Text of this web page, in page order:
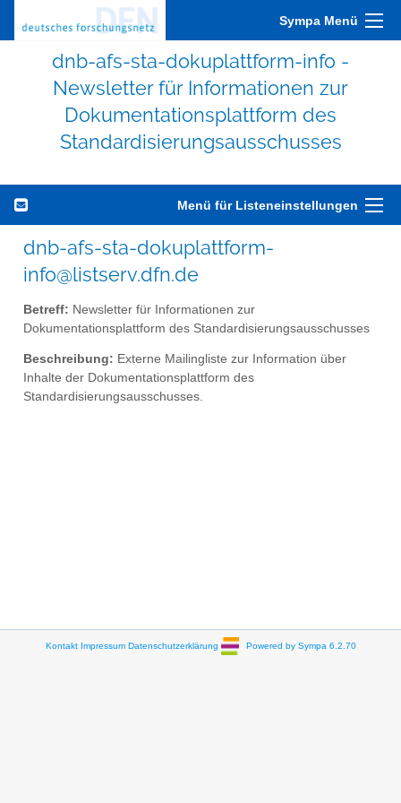
Sympa Menü
dnb-afs-sta-dokuplattform-info -
Newsletter für Informationen zur
Dokumentationsplattform des
Standardisierungsausschusses
Menü für Listeneinstellungen
dnb-afs-sta-dokuplattform-
info@listserv.dfn.de
Betreff: Newsletter für Informationen zur
Dokumentationsplattform des Standardisierungsausschusses
Beschreibung: Externe Mailingliste zur Information über
Inhalte der Dokumentationsplattform des
Standardisierungsausschusses.
Kontakt Impressum Datenschutzerklärung Powered by Sympa 6.2.70